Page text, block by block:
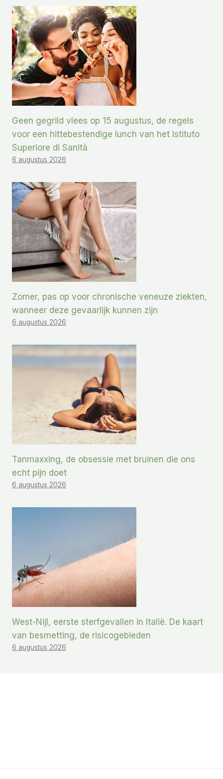
Geen gegrild vlees op 15 augustus, de regels
voor een hittebestendige lunch van het Istituto
Superiore di Sanità
6 augustus 2026
Zomer, pas op voor chronische veneuze ziekten,
wanneer deze gevaarlijk kunnen zijn
6 augustus 2026
Tanmaxxing, de obsessie met bruinen die ons
echt pijn doet
6 augustus 2026
West-Nijl, eerste sterfgevallen in Italië. De kaart
van besmetting, de risicogebieden
6 augustus 2026